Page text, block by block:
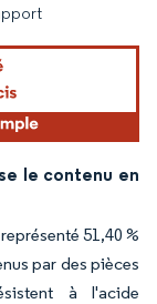
le contenu en
51,40 %
par des pièces
à l'acide